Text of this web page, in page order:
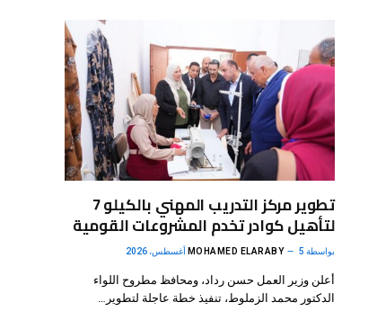
تطوير مركز التدريب المهني بالكيلو 7
لتأهيل كوادر تخدم المشروعات القومية
بواسطة MOHAMED ELARABY 5 أغسطس، 2026
أعلن وزير العمل حسن رداد، ومحافظ مطروح اللواء
الدكتور محمد الزملوط، تنفيذ خطة عاجلة لتطوير…